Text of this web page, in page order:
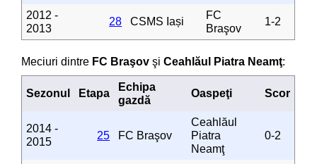
2012 -
2013
28 CSMS Iași
FC
Braşov
1-2
Meciuri dintre FC Braşov şiCeahlăul Piatra Neamţ:
Sezonul Etapa
Echipa
gazdă
Oaspeţi Scor
2014 -
2015
25 FC Braşov
Ceahlăul
Piatra
Neamţ
0-2